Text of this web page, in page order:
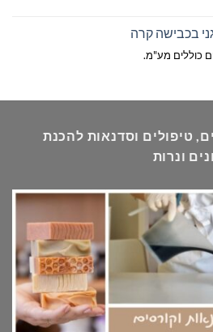
בכבישה קרה
כוללים מע"מ.
טיפולים וסדנאות להכנת
ונרות